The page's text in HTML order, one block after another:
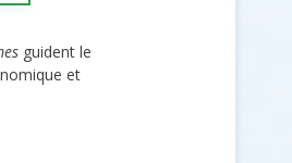
guident le
et